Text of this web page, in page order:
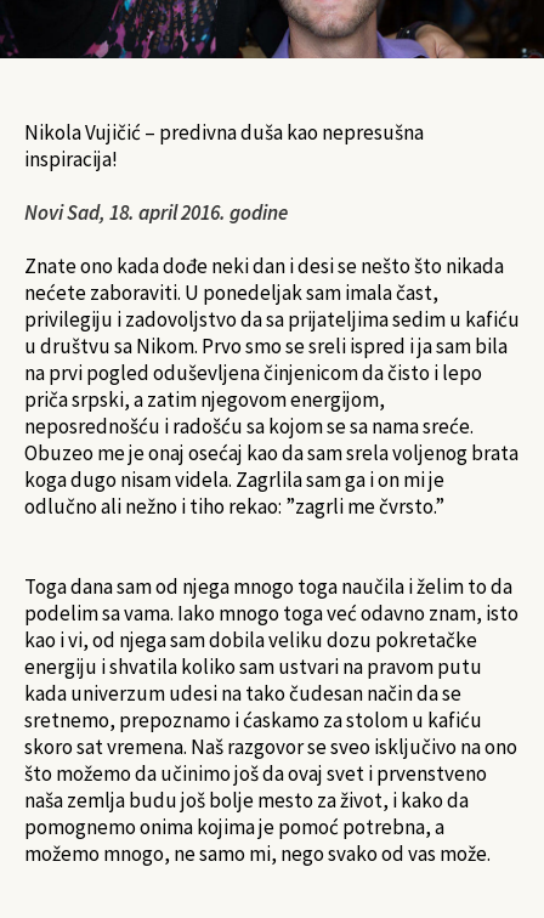
Nikola Vujičić – predivna duša kao nepresušna
inspiracija!
Novi Sad, 18. april 2016. godine
Znate ono kada dođe neki dan i desi se nešto što nikada
nećete zaboraviti. U ponedeljak sam imala čast,
privilegiju i zadovoljstvo da sa prijateljima sedim u kafiću
u društvu sa Nikom. Prvo smo se sreli ispred i ja sam bila
na prvi pogled oduševljena činjenicom da čisto i lepo
priča srpski, a zatim njegovom energijom,
neposrednošću i radošću sa kojom se sa nama sreće.
Obuzeo me je onaj osećaj kao da sam srela voljenog brata
koga dugo nisam videla. Zagrlila sam ga i on mi je
odlučno ali nežno i tiho rekao: ”zagrli me čvrsto.”
Toga dana sam od njega mnogo toga naučila i želim to da
podelim sa vama. Iako mnogo toga već odavno znam, isto
kao i vi, od njega sam dobila veliku dozu pokretačke
energiju i shvatila koliko sam ustvari na pravom putu
kada univerzum udesi na tako čudesan način da se
sretnemo, prepoznamo i ćaskamo za stolom u kafiću
skoro sat vremena. Naš razgovor se sveo isključivo na ono
što možemo da učinimo još da ovaj svet i prvenstveno
naša zemlja budu još bolje mesto za život, i kako da
pomognemo onima kojima je pomoć potrebna, a
možemo mnogo, ne samo mi, nego svako od vas može.